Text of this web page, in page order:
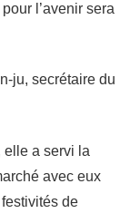
l’avenir sera
ju, secrétaire du
elle a servi la
avec eux
de